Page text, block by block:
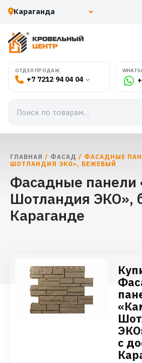
ОТДЕЛ ПРОДАЖ
+7 7212 94 04 04
ГЛАВНАЯ / ФАСАД / ФАСАДНЫЕ
ШОТЛАНДИЯ ЭКО», БЕЖЕВЫЙ
Фасадные панели
Шотландия ЭКО»,
Караганде
с